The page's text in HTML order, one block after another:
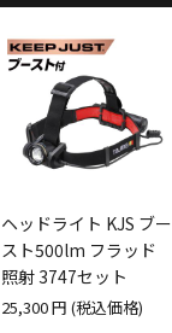
ヘッドライト KJS ブー
スト500lm フラッド
照射 3747セット
25,300 円 (税込価格)